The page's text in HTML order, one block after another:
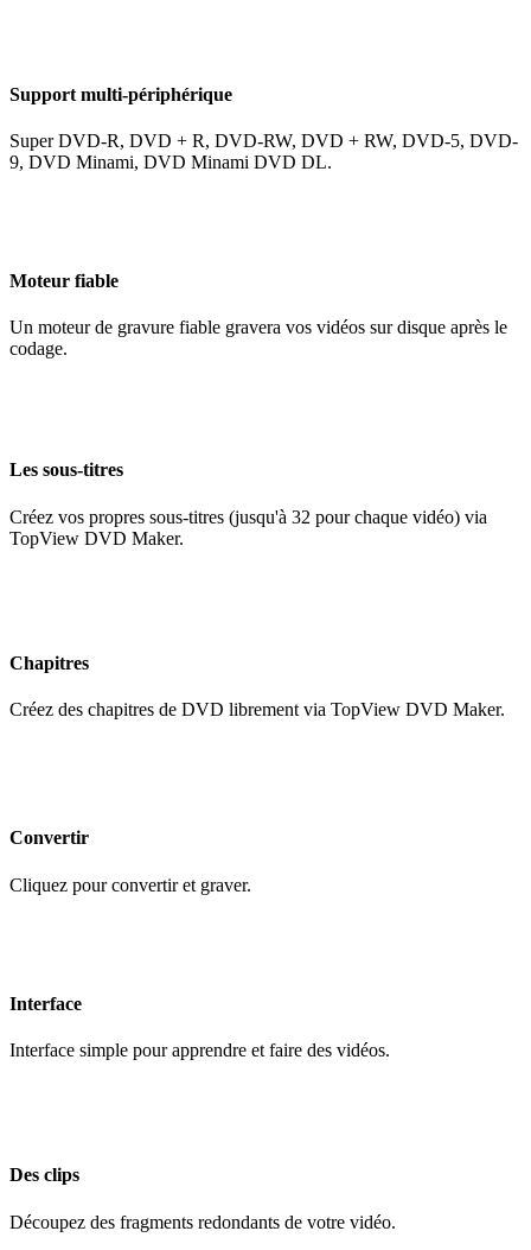
Support multi-périphérique
Super DVD-R, DVD + R, DVD-RW, DVD + RW, DVD-5, DVD-
9, DVD Minami, DVD Minami DVD DL.
Moteur fiable
Un moteur de gravure fiable gravera vos vidéos sur disque après le
codage.
Les sous-titres
Créez vos propres sous-titres (jusqu'à 32 pour chaque vidéo) via
TopView DVD Maker.
Chapitres
Créez des chapitres de DVD librement via TopView DVD Maker.
Convertir
Cliquez pour convertir et graver.
Interface
Interface simple pour apprendre et faire des vidéos.
Des clips
Découpez des fragments redondants de votre vidéo.